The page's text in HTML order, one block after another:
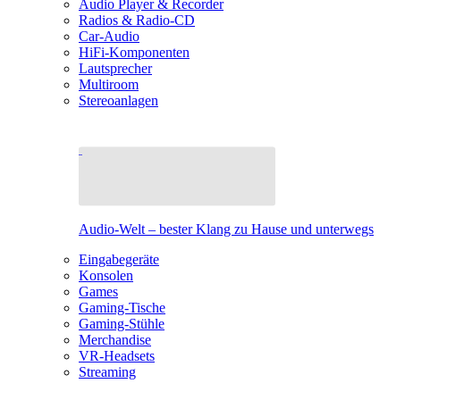
Audio Player & Recorder
Radios & Radio-CD
Car-Audio
HiFi-Komponenten
Lautsprecher
Multiroom
Stereoanlagen
Audio-Welt – bester Klang zu Hause und unterwegs
Eingabegeräte
Konsolen
Games
Gaming-Tische
Gaming-Stühle
Merchandise
VR-Headsets
Streaming